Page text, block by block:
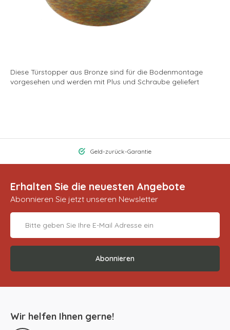
Diese Türstopper aus Bronze sind für die Bodenmontage
vorgesehen und werden mit Plus und Schraube geliefert
Geld-zurück-Garantie
Erhalten Sie die neuesten Angebote
Abonnieren Sie jetzt unseren Newsletter
Abonnieren
Wir helfen Ihnen gerne!